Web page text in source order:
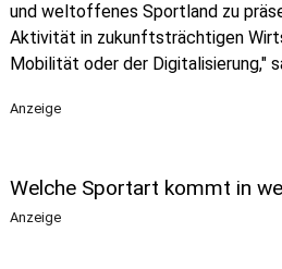
und weltoffenes Sportland zu
Aktivität in zukunftsträchtigen
Mobilität oder der Digitalisierung,"
Anzeige
Welche Sportart kommt in
Anzeige